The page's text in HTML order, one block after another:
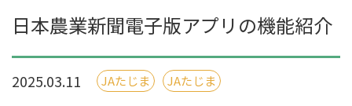
日本農業新聞電子版アプリの機能紹介
2025.03.11 JAたじま JAたじま